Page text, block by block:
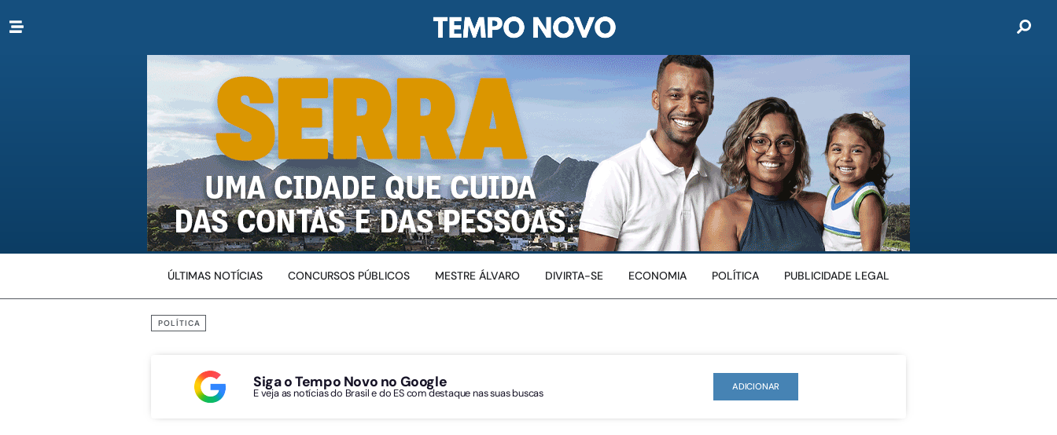
ÚLTIMAS NOTÍCIAS CONCURSOS PÚBLICOS MESTRE ÁLVARO DIVIRTA-SE ECONOMIA POLÍTICA PUBLICIDADE LEGAL
POLÍTICA
Siga o Tempo Novo no Google
E veja as notícias do Brasil e do ES com destaque nas suas buscas ADICIONAR